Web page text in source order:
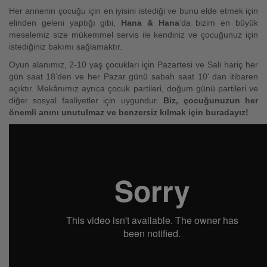
Her annenin çocuğu için en iyisini istediği ve bunu elde etmek için
elinden geleni yaptığı gibi, Hana & Hana’da bizim en büyük
meselemiz size mükemmel servis ile kendiniz ve çocuğunuz için
istediğiniz bakımı sağlamaktır.
Oyun alanımız, 2-10 yaş çocukları için Pazartesi ve Salı hariç her
gün saat 18’den ve her Pazar günü sabah saat 10' dan itibaren
açıktır. Mekânımız ayrıca çocuk partileri, doğum günü partileri ve
diğer sosyal faaliyetler için uygundur. Biz, çocuğunuzun her
önemli anını unutulmaz ve benzersiz kılmak için buradayız!